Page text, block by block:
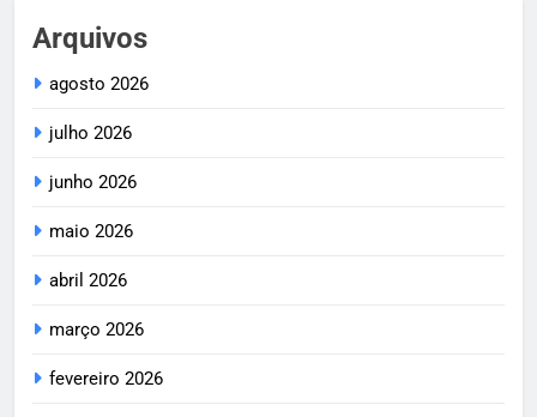
Arquivos
agosto 2026
julho 2026
junho 2026
maio 2026
abril 2026
março 2026
fevereiro 2026